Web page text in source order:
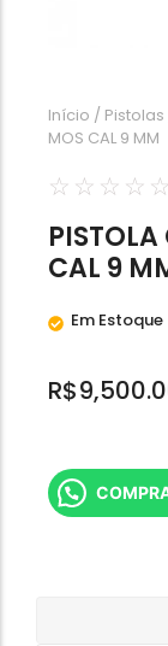
Início / Pistolas
MOS CAL 9 MM
☆ ☆ ☆ ☆ ☆
PISTOLA
CAL 9
Em Estoque
R$